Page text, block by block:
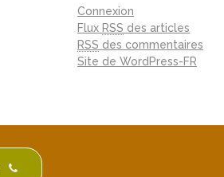
Connexion
Flux RSS des articles
RSS des commentaires
Site de WordPress-FR